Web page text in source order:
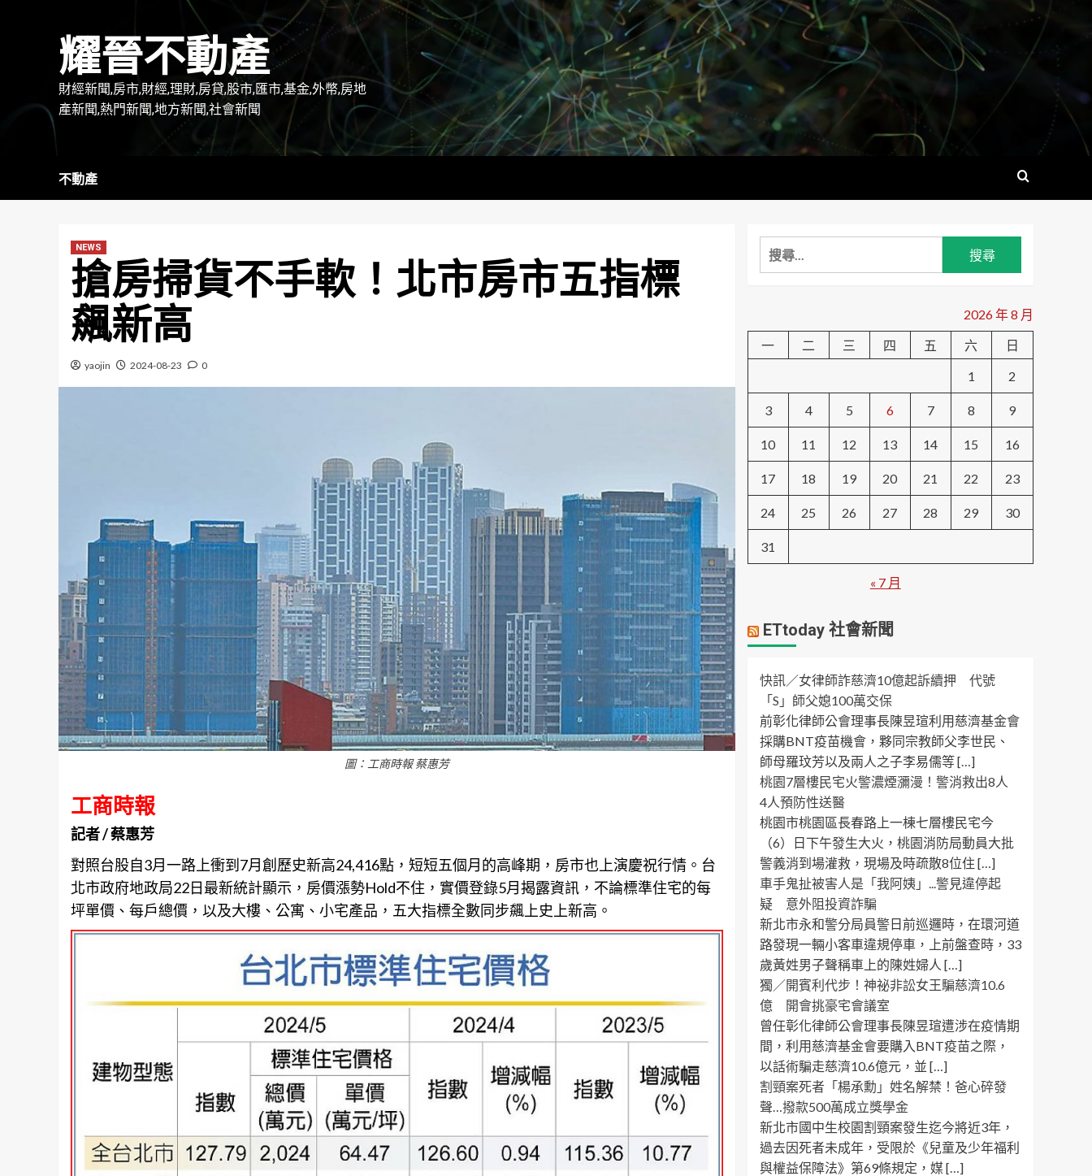
耀晉不動產
財經新聞,房市,財經,理財,房貸,股市,匯市,基金,外幣,房地
產新聞,熱門新聞,地方新聞,社會新聞
不動產
NEWS
搶房掃貨不手軟！北市房市五指標
飆新高
yaojin 2024-08-23 0
圖：工商時報 蔡惠芳
工商時報
記者 / 蔡惠芳
對照台股自3月一路上衝到7月創歷史新高24,416點，短短五個月的高峰期，房市也上演慶祝行情。台
北市政府地政局22日最新統計顯示， 房價漲勢Hold不住，實價登錄5月揭露資訊，不論標準住宅的每
坪單價、每戶總價，以及大樓、公寓、小宅產品，五大指標全數同步飆上史上新高。
搜
尋
字:
2026 年 8 月
一
二 三 四 五 六
日
1
2
3 4 5 6 7 8 9
10 11 12 13 14 15 16
17 18 19 20 21 22 23
24 25 26 27 28 29 30
31
« 7 月
ETtoday 社會新聞
快訊／女律師詐慈濟10億起訴續押 代號
「S」師父媳100萬交保
前彰化律師公會理事長陳昱瑄利用慈濟基金會
採購BNT疫苗機會，夥同宗教師父李世民、
師母羅玟芳以及兩人之子李易儒等 […]
桃園7層樓民宅火警濃煙瀰漫！警消救出8人
4人預防性送醫
桃園市桃園區長春路上一棟七層樓民宅今
（6）日下午發生大火，桃園消防局動員大批
警義消到場灌救，現場及時疏散8位住 […]
車手鬼扯被害人是「我阿姨」...警見違停起
疑 意外阻投資詐騙
新北市永和警分局員警日前巡邏時，在環河道
路發現一輛小客車違規停車，上前盤查時，33
歲黃姓男子聲稱車上的陳姓婦人 […]
獨／開賓利代步！神祕非訟女王騙慈濟10.6
億 開會挑豪宅會議室
曾任彰化律師公會理事長陳昱瑄遭涉在疫情期
間，利用慈濟基金會要購入BNT疫苗之際，
以話術騙走慈濟10.6億元，並 […]
割頸案死者「楊承勳」姓名解禁！爸心碎發
聲…撥款500萬成立獎學金
新北市國中生校園割頸案發生迄今將近3年，
過去因死者未成年，受限於《兒童及少年福利
與權益保障法》第69條規定，媒 […]